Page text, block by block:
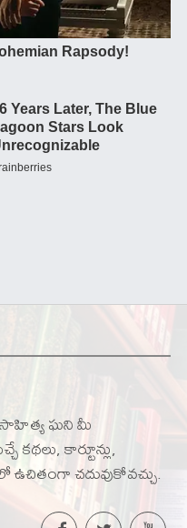
సాహిత్య ఘని మీ
కార్టూన్లు,
ఉచితంగా చదువుకోవచ్చు.